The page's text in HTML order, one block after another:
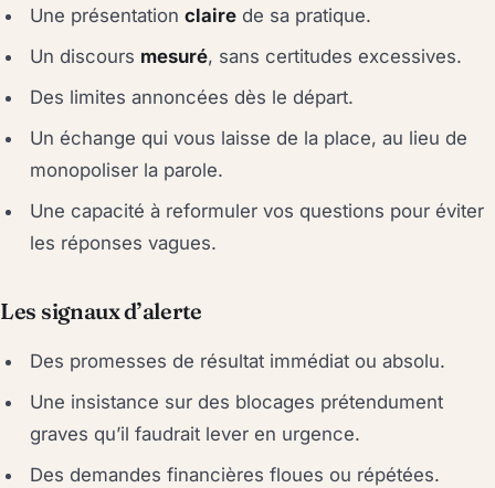
Une présentationclaire de sa pratique.
Un discours mesuré, sans certitudes excessives.
Des limites annoncées dès le départ.
Un échange qui vous laisse de la place, au lieu de
monopoliser la parole.
Une capacité à reformuler vos questions pour éviter
les réponses vagues.
Les signaux d’alerte
Des promesses de résultat immédiat ou absolu.
Une insistance sur des blocages prétendument
graves qu’il faudrait lever en urgence.
Des demandes financières floues ou répétées.